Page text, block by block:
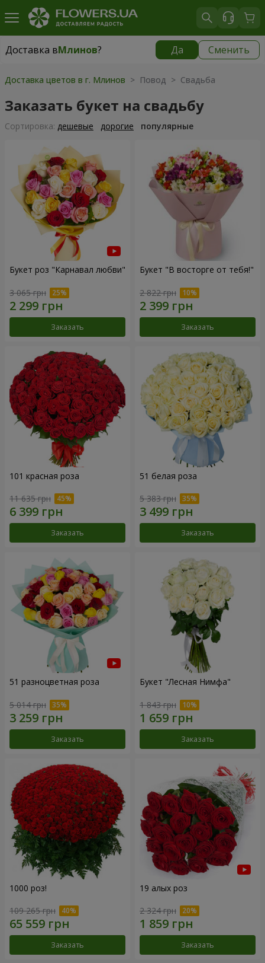
Доставка вМлинов? Да Сменить
Доставка вМлинов|
Доставка цветов в г. Млинов > Повод > Свадьба
Заказать букет на свадьбу
Cортировка: дешевые дорогие популярные
Букет роз "Карнавал любви"
3 065 грн
Заказать
Букет "В восторге от тебя!"
2 822 грн
Заказать
101 красная роза
11 635 грн
Заказать
51 белая роза
5 383 грн
Заказать
51 разноцветная роза
5 014 грн
Заказать
Букет "Лесная Нимфа"
1 843 грн
Заказать
1000 роз!
109 265 грн
Заказать
19 алых роз
2 324 грн
Заказать